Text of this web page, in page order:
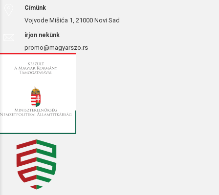
Címünk
Vojvode Mišića 1, 21000 Novi Sad
írjon nekünk
promo@magyarszo.rs